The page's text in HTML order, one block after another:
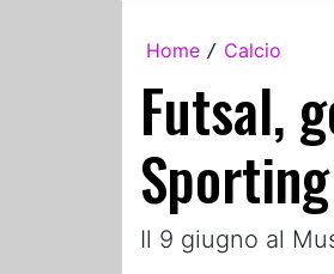
Home / Calcio
Futsal,
Il 9 giugno al